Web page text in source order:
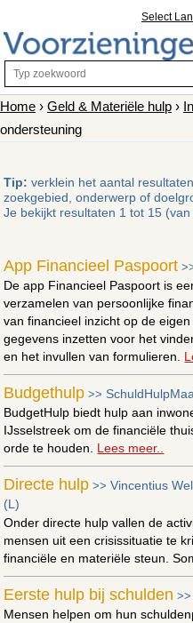
Select
Home › Geld & Materiële hulp ›
ondersteuning
Tip: verklein het aantal
zoekgebied, onderwerp of
Je bekijkt resultaten 1 tot 15 (van
App Financieel Paspoort
De app Financieel Paspoort is
verzamelen van persoonlijke
van financieel inzicht op de
gegevens inzetten voor het
en het invullen van formulieren.
Budgethulp >>
BudgetHulp biedt hulp aan
IJsselstreek om de financiële
orde te houden. Lees meer..
Directe hulp >>Vincentius
(L)
Onder directe hulp vallen de
mensen uit een crisissituatie te
financiële en materiële steun.
Eerste hulp bij schulden >>
Mensen helpen om hun